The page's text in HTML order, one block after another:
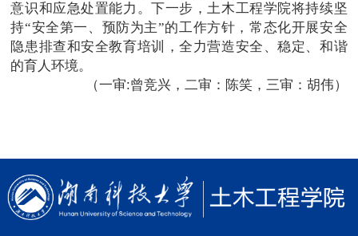
意识和应急处置能力。下一步，土木工程学院将持续坚
持“安全第一、预防为主”的工作方针，常态化开展安全
隐患排查和安全教育培训，全力营造安全、稳定、和谐
的育人环境。
（一审:曾竞兴，二审：陈笑，三审：胡伟）